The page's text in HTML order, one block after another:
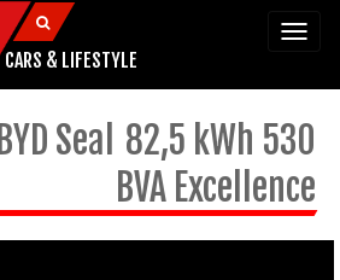
CARS & LIFESTYLE
BYD Seal 82,5 kWh 530
BVA Excellence